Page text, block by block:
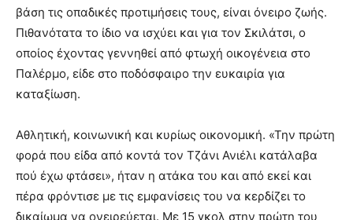
βάση τις οπαδικές προτιμήσεις τους, είναι όνειρο ζωής.
Πιθανότατα το ίδιο να ισχύει και για τον Σκιλάτσι, ο
οποίος έχοντας γεννηθεί από φτωχή οικογένεια στο
Παλέρμο, είδε στο ποδόσφαιρο την ευκαιρία για
καταξίωση.
Αθλητική, κοινωνική και κυρίως οικονομική. «Την πρώτη
φορά που είδα από κοντά τον Τζάνι Ανιέλι κατάλαβα
πού έχω φτάσει», ήταν η ατάκα του και από εκεί και
πέρα φρόντισε με τις εμφανίσεις του να κερδίζει το
δικαίωμα να ονειρεύεται. Με 15 γκολ στην πρώτη του